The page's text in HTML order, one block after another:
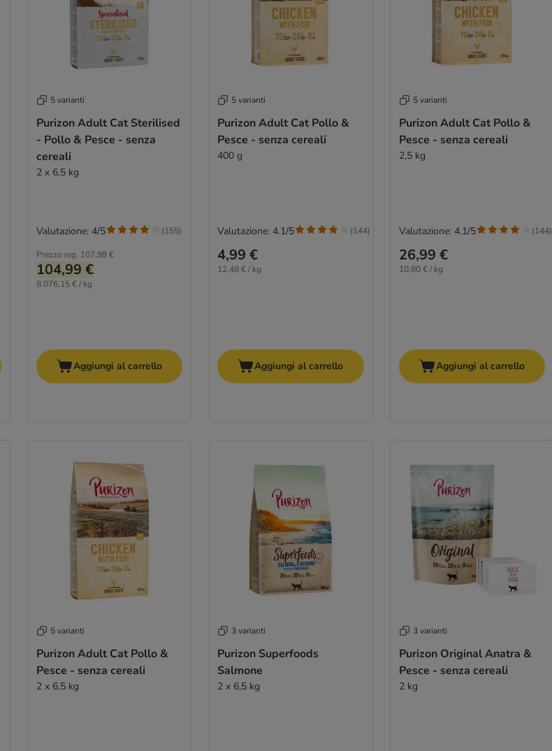
5 varianti
Purizon Adult Cat Sterilised
- Pollo & Pesce - senza
cereali
2 x 6,5 kg
Prezzo reg. 107,98 €
104,99 €
8.076,15 € / kg
Valutazione: 4/5 (155)
Aggiungi al carrello
5 varianti
Purizon Adult Cat Pollo &
Pesce - senza cereali
400 g
4,99 €
12,48 € / kg
Valutazione: 4.1/5 (144)
Aggiungi al carrello
5 varianti
Purizon Adult Cat Pollo &
Pesce - senza cereali
2,5 kg
26,99 €
10,80 € / kg
Valutazione: 4.1/5 (144)
Aggiungi al carrello
5 varianti
Purizon Adult Cat Pollo &
Pesce - senza cereali
2 x 6,5 kg
3 varianti
Purizon Superfoods
Salmone
2 x 6,5 kg
3 varianti
Purizon Original Anatra &
Pesce - senza cereali
2 kg